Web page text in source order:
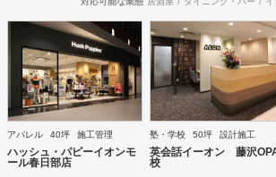
社ならではの実績をご確認下さい。 <a
href="https://www.partsinc.co.jp/
アパレル 40坪 施工管理
ハッシュ・パピーイオンモ
ール春日部店
塾・学校 50坪 設計施工
英会話イーオン 藤沢
校